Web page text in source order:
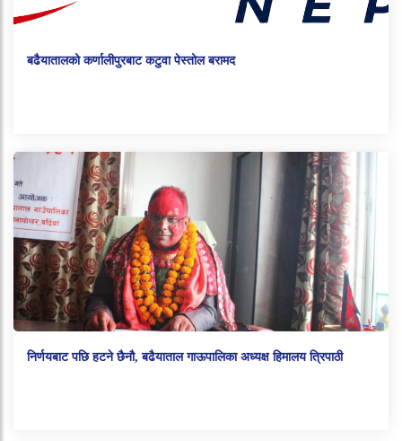
बढैयातालको कर्णालीपुरबाट कटुवा पेस्तोल बरामद
निर्णयबाट पछि हटने छैनौ, बढैयाताल गाऊपालिका अध्यक्ष हिमालय त्रिपाठी